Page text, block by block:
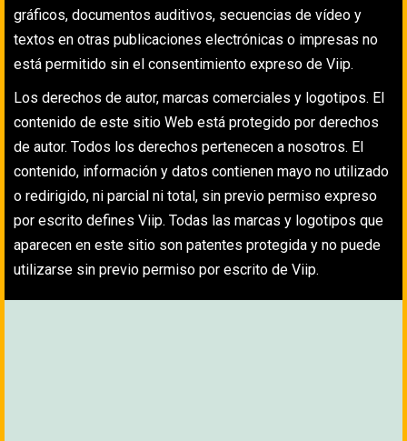
gráficos, documentos auditivos, secuencias de vídeo y
textos en otras publicaciones electrónicas o impresas no
está permitido sin el consentimiento expreso de Viip.
Los derechos de autor, marcas comerciales y logotipos. El
contenido de este sitio Web está protegido por derechos
de autor. Todos los derechos pertenecen a nosotros. El
contenido, información y datos contienen mayo no utilizado
o redirigido, ni parcial ni total, sin previo permiso expreso
por escrito defines Viip. Todas las marcas y logotipos que
aparecen en este sitio son patentes protegida y no puede
utilizarse sin previo permiso por escrito de Viip.